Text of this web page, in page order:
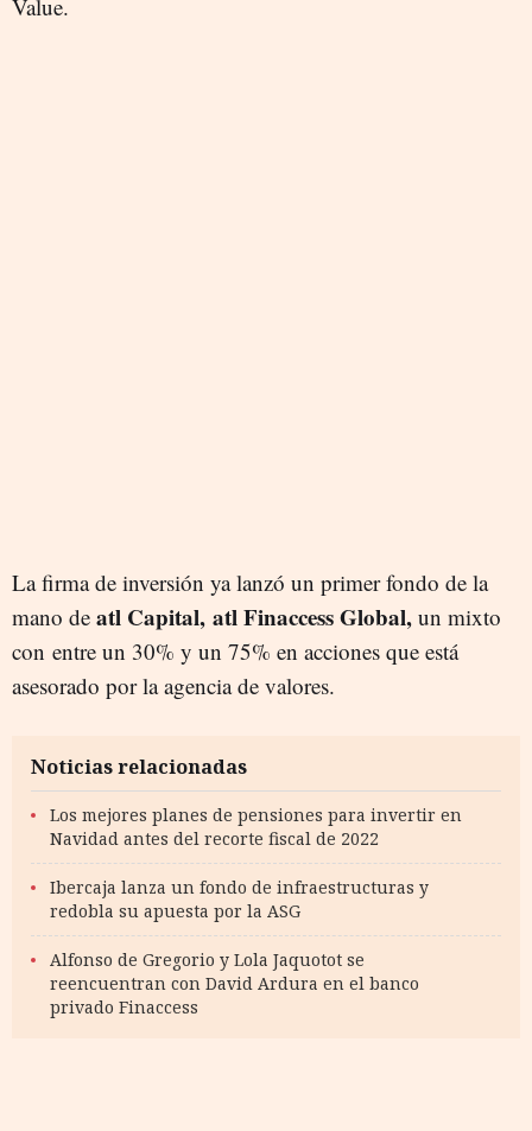
Value.
La firma de inversión ya lanzó un primer fondo de la
mano de atl Capital, atl Finaccess Global, un mixto
con entre un 30% y un 75% en acciones que está
asesorado por la agencia de valores.
Noticias relacionadas
Los mejores planes de pensiones para invertir en
Navidad antes del recorte fiscal de 2022
Ibercaja lanza un fondo de infraestructuras y
redobla su apuesta por la ASG
Alfonso de Gregorio y Lola Jaquotot se
reencuentran con David Ardura en el banco
privado Finaccess